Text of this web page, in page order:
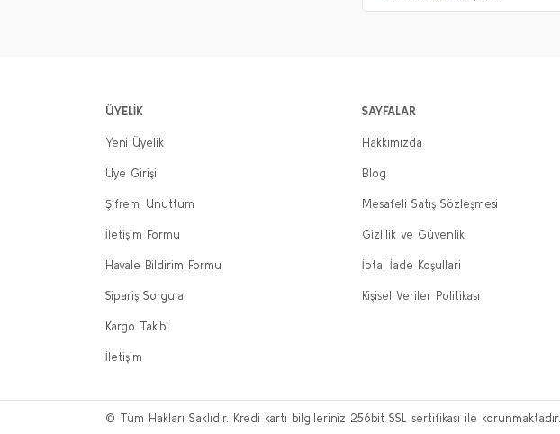
ÜYELİK
Yeni Üyelik
Üye Girişi
Şifremi Unuttum
İletişim Formu
Havale Bildirim Formu
Sipariş Sorgula
Kargo Takibi
İletişim
SAYFALAR
Hakkımızda
Blog
Mesafeli Satış Sözleşmesi
Gizlilik ve Güvenlik
İptal İade Koşullari
Kişisel Veriler Politikası
© Tüm Hakları Saklıdır. Kredi kartı bilgileriniz 256bit SSL sertifikası ile korunmaktadır.